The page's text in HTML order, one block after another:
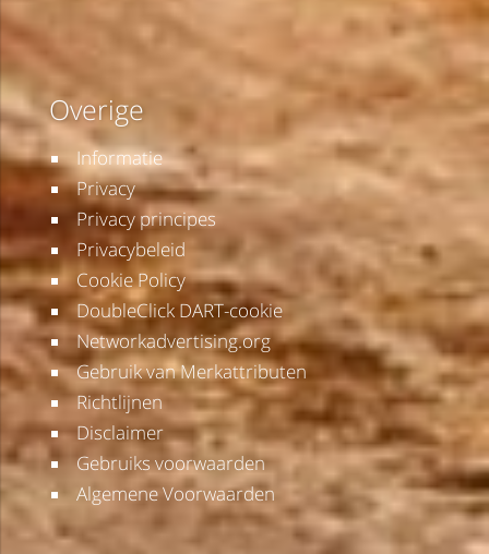
Overige
Informatie
Privacy
Privacy principes
Privacybeleid
Cookie Policy
DoubleClick DART-cookie
Networkadvertising.org
Gebruik van Merkattributen
Richtlijnen
Disclaimer
Gebruiks voorwaarden
Algemene Voorwaarden